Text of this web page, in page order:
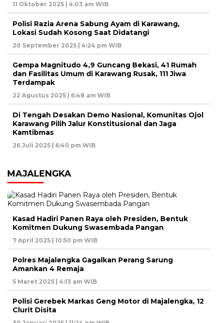
11 Oktober 2025 | 4:03 am WIB
Polisi Razia Arena Sabung Ayam di Karawang,
Lokasi Sudah Kosong Saat Didatangi
20 September 2025 | 4:24 pm WIB
Gempa Magnitudo 4,9 Guncang Bekasi, 41 Rumah
dan Fasilitas Umum di Karawang Rusak, 111 Jiwa
Terdampak
22 Agustus 2025 | 6:48 am WIB
Di Tengah Desakan Demo Nasional, Komunitas Ojol
Karawang Pilih Jalur Konstitusional dan Jaga
Kamtibmas
26 Juli 2025 | 6:40 pm WIB
MAJALENGKA
Kasad Hadiri Panen Raya oleh Presiden, Bentuk
Komitmen Dukung Swasembada Pangan
7 April 2025 | 10:50 pm WIB
Polres Majalengka Gagalkan Perang Sarung
Amankan 4 Remaja
5 Maret 2025 | 4:13 am WIB
Polisi Gerebek Markas Geng Motor di Majalengka, 12
Clurit Disita